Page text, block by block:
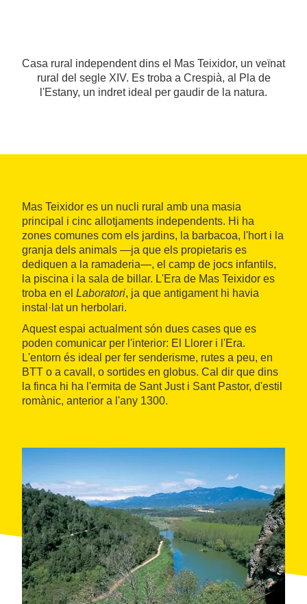
Casa rural independent dins el Mas Teixidor, un veïnat
rural del segle XIV. Es troba a Crespià, al Pla de
l'Estany, un indret ideal per gaudir de la natura.
Mas Teixidor es un nucli rural amb una masia
principal i cinc allotjaments independents. Hi ha
zones comunes com els jardins, la barbacoa, l'hort i la
granja dels animals —ja que els propietaris es
dediquen a la ramaderia—, el camp de jocs infantils,
la piscina i la sala de billar. L'Era de Mas Teixidor es
troba en el Laboratori, ja que antigament hi havia
instal·lat un herbolari.
Aquest espai actualment són dues cases que es
poden comunicar per l'interior: El Llorer i l'Era.
L'entorn és ideal per fer senderisme, rutes a peu, en
BTT o a cavall, o sortides en globus. Cal dir que dins
la finca hi ha l'ermita de Sant Just i Sant Pastor, d'estil
romànic, anterior a l'any 1300.